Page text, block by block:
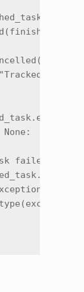
task
None:
failed",